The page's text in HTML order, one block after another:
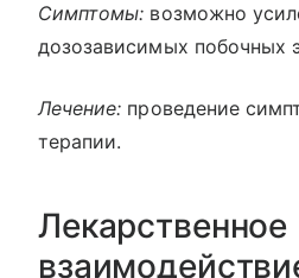
Симптомы: возможно
дозозависимых побочных
Лечение: проведение
терапии.
Лекарственное